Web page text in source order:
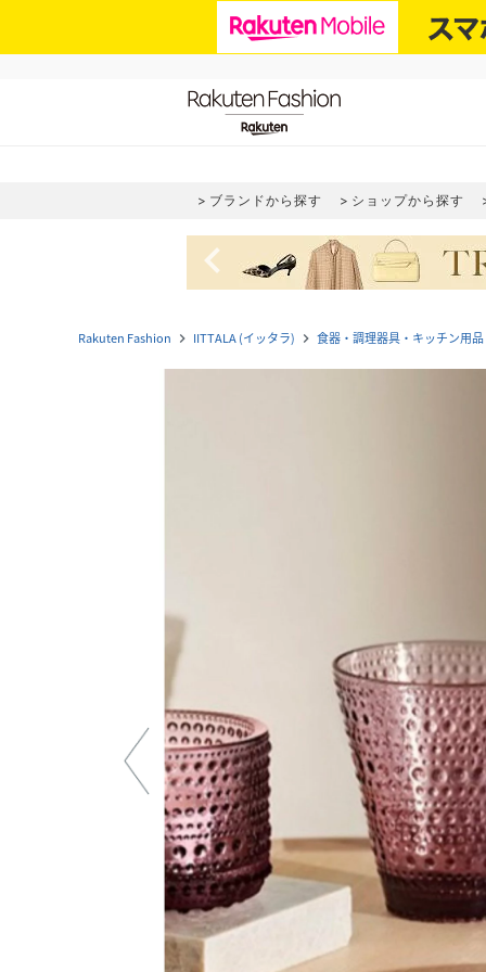
ブランドから探す ショップから探す
navigate_before
Rakuten Fashion navigate_next IITTALA (イッタラ) navigate_next 食器・調理器具・キッチン用品